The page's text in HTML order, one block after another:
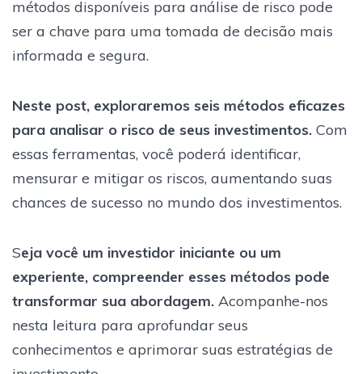
métodos disponíveis para análise de risco pode
ser a chave para uma tomada de decisão mais
informada e segura.
Neste post, exploraremos seis métodos eficazes
para analisar o risco de seus investimentos. Com
essas ferramentas, você poderá identificar,
mensurar e mitigar os riscos, aumentando suas
chances de sucesso no mundo dos investimentos.
Seja você um investidor iniciante ou um
experiente, compreender esses métodos pode
transformar sua abordagem. Acompanhe-nos
nesta leitura para aprofundar seus
conhecimentos e aprimorar suas estratégias de